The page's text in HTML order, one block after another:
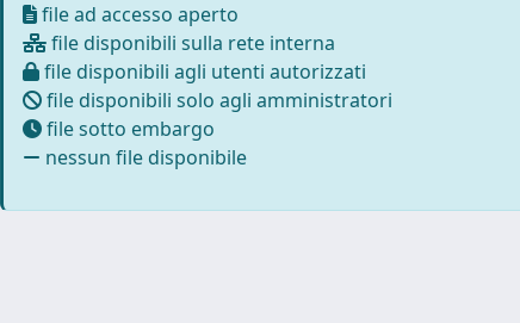
file ad accesso aperto
file disponibili sulla rete interna
file disponibili agli utenti autorizzati
file disponibili solo agli amministratori
file sotto embargo
nessun file disponibile